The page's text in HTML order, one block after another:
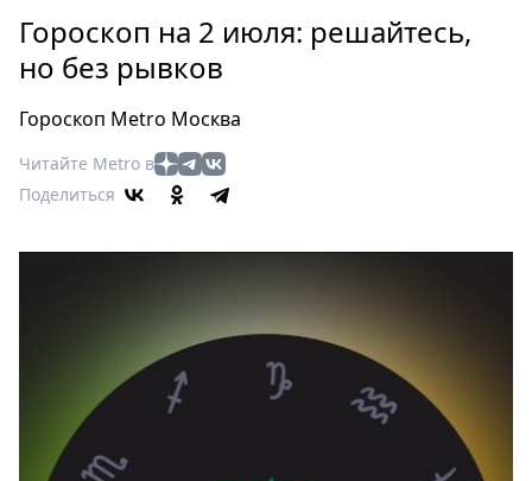
Россия
Мир
Еда
Туризм
Мода
Выставки
Пресс-
О
Гороскоп на 2 июля: решайтесь,
но без рывков
Гороскоп Metro Москва
Читайте Metro в
Поделиться